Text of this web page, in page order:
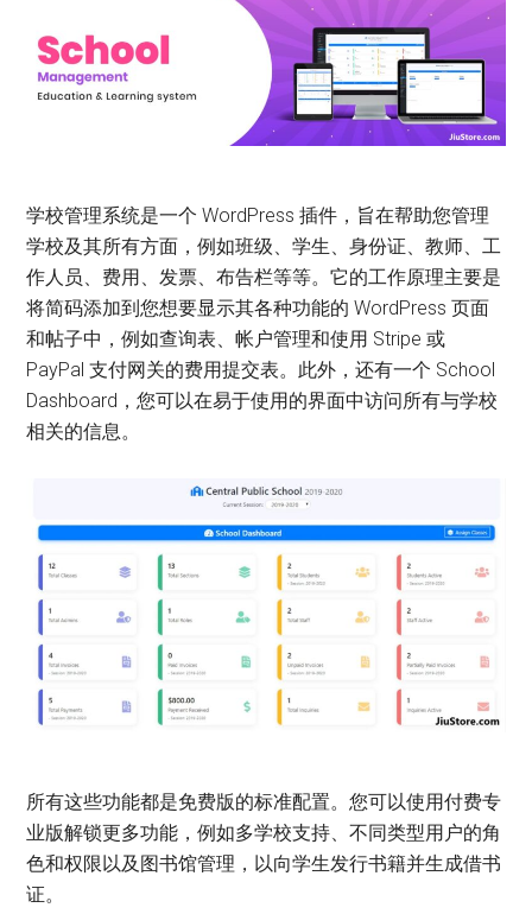
学校管理系统是一个 WordPress 插件，旨在帮助您管理
学校及其所有方面，例如班级、学生、身份证、教师、工
作人员、费用、发票、布告栏等等。它的工作原理主要是
将简码添加到您想要显示其各种功能的 WordPress 页面
和帖子中，例如查询表、帐户管理和使用 Stripe 或
PayPal 支付网关的费用提交表。此外，还有一个 School
Dashboard，您可以在易于使用的界面中访问所有与学校
相关的信息。
所有这些功能都是免费版的标准配置。您可以使用付费专
业版解锁更多功能，例如多学校支持、不同类型用户的角
色和权限以及图书馆管理，以向学生发行书籍并生成借书
证。